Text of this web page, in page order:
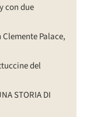
con due
Palace,
del
STORIA DI